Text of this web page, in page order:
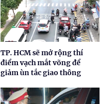
TP. HCM sẽ mở rộng thí
điểm vạch mắt võng để
giảm ùn tắc giao thông